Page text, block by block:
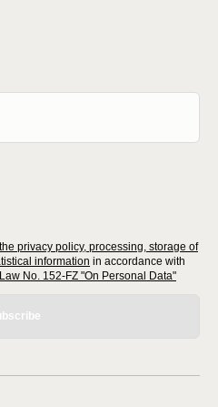
the privacy policy, processing, storage of
information in accordance with
No. 152-FZ "On Personal Data"